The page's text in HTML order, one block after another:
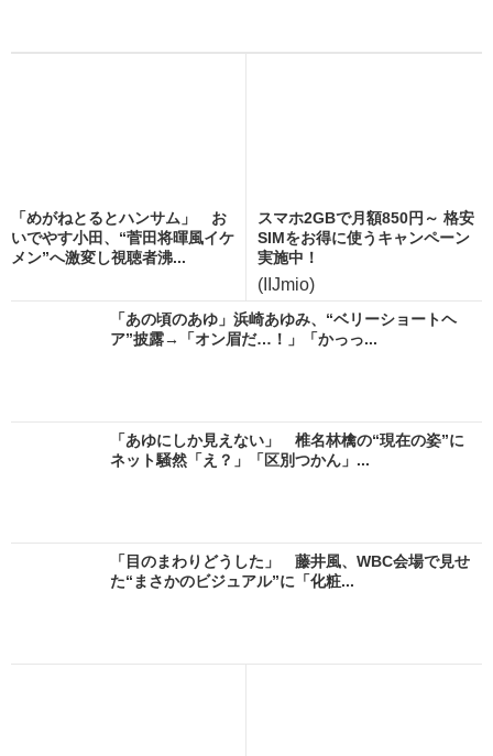
「めがねとるとハンサム」 お
いでやす小田、“菅田将暉風イケ
メン”へ激変し視聴者沸...
スマホ2GBで月額850円～ 格安
SIMをお得に使うキャンペーン
実施中！
(IIJmio)
「あの頃のあゆ」浜崎あゆみ、“ベリーショートヘ
ア”披露→「オン眉だ…！」「かっっ...
「あゆにしか見えない」 椎名林檎の“現在の姿”に
ネット騒然「え？」「区別つかん」...
「目のまわりどうした」 藤井風、WBC会場で見せ
た“まさかのビジュアル”に「化粧...